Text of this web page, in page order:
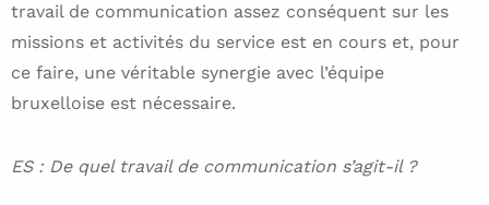
travail de communication assez conséquent sur les
missions et activités du service est en cours et, pour
ce faire, une véritable synergie avec l’équipe
bruxelloise est nécessaire.
ES : De quel travail de communication s’agit-il ?